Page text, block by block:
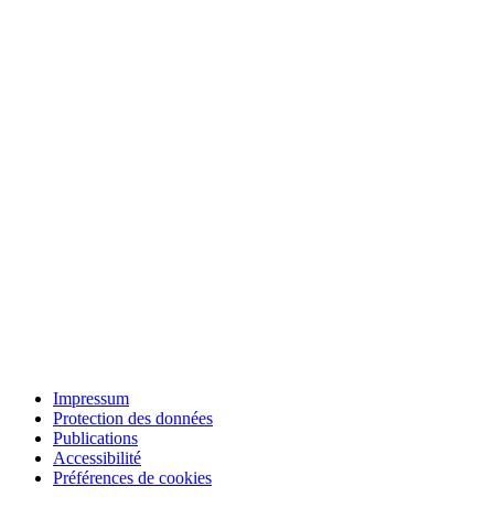
Impressum
Protection des données
Publications
Accessibilité
Préférences de cookies